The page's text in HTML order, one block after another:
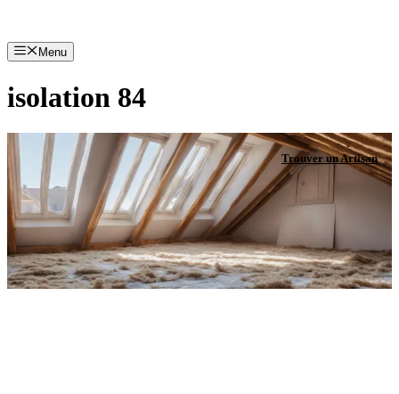
Menu
isolation 84
Trouver un Artisan